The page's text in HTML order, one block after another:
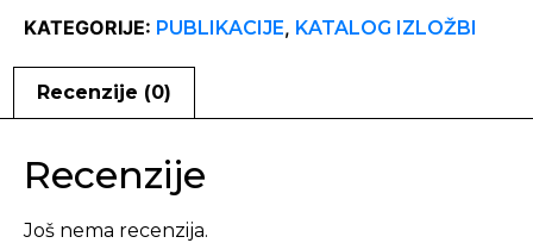
KATEGORIJE: PUBLIKACIJE, KATALOG IZLOŽBI
Recenzije (0)
Recenzije
Još nema recenzija.